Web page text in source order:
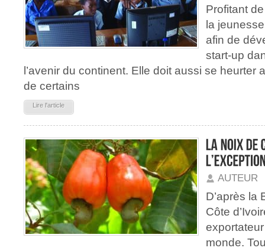
Profitant
la
afin de
start-up
l’avenir du continent. Elle doit aussi se heurter
de certains
Lire l'article
AUTEUR
D’après la
Côte
monde.